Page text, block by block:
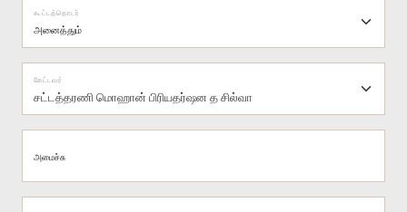
கூட்டத்தொடர்
சட்டத்தரணி மொஹான் பிரியதர்ஷன த சில்வா
கேட்டவர்
அமைச்சு